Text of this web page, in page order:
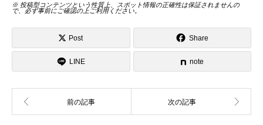
※ 投稿型コンテンツという性質上、スポット情報の正確性は保証されませんの
で、必ず事前にご確認の上ご利用ください。
Post Share
LINE note